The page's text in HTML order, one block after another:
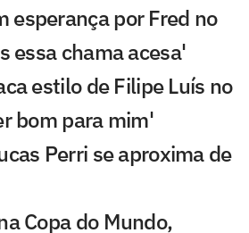
esperança por Fred no
essa chama acesa'
estilo de Filipe Luís no
bom para mim'
Perri se aproxima de
Copa do Mundo,